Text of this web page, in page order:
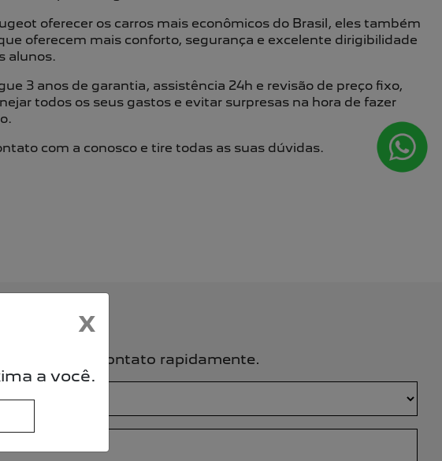
oferecer os carros mais econômicos do Brasil, eles também
oferecem mais conforto, segurança e excelente dirigibilidade
alunos.
3 anos de garantia, assistência 24h e revisão de preço fixo,
todos os seus gastos e evitar surpresas na hora de fazer
com a conosco e tire todas as suas dúvidas.
em contato rapidamente.
X
a você.